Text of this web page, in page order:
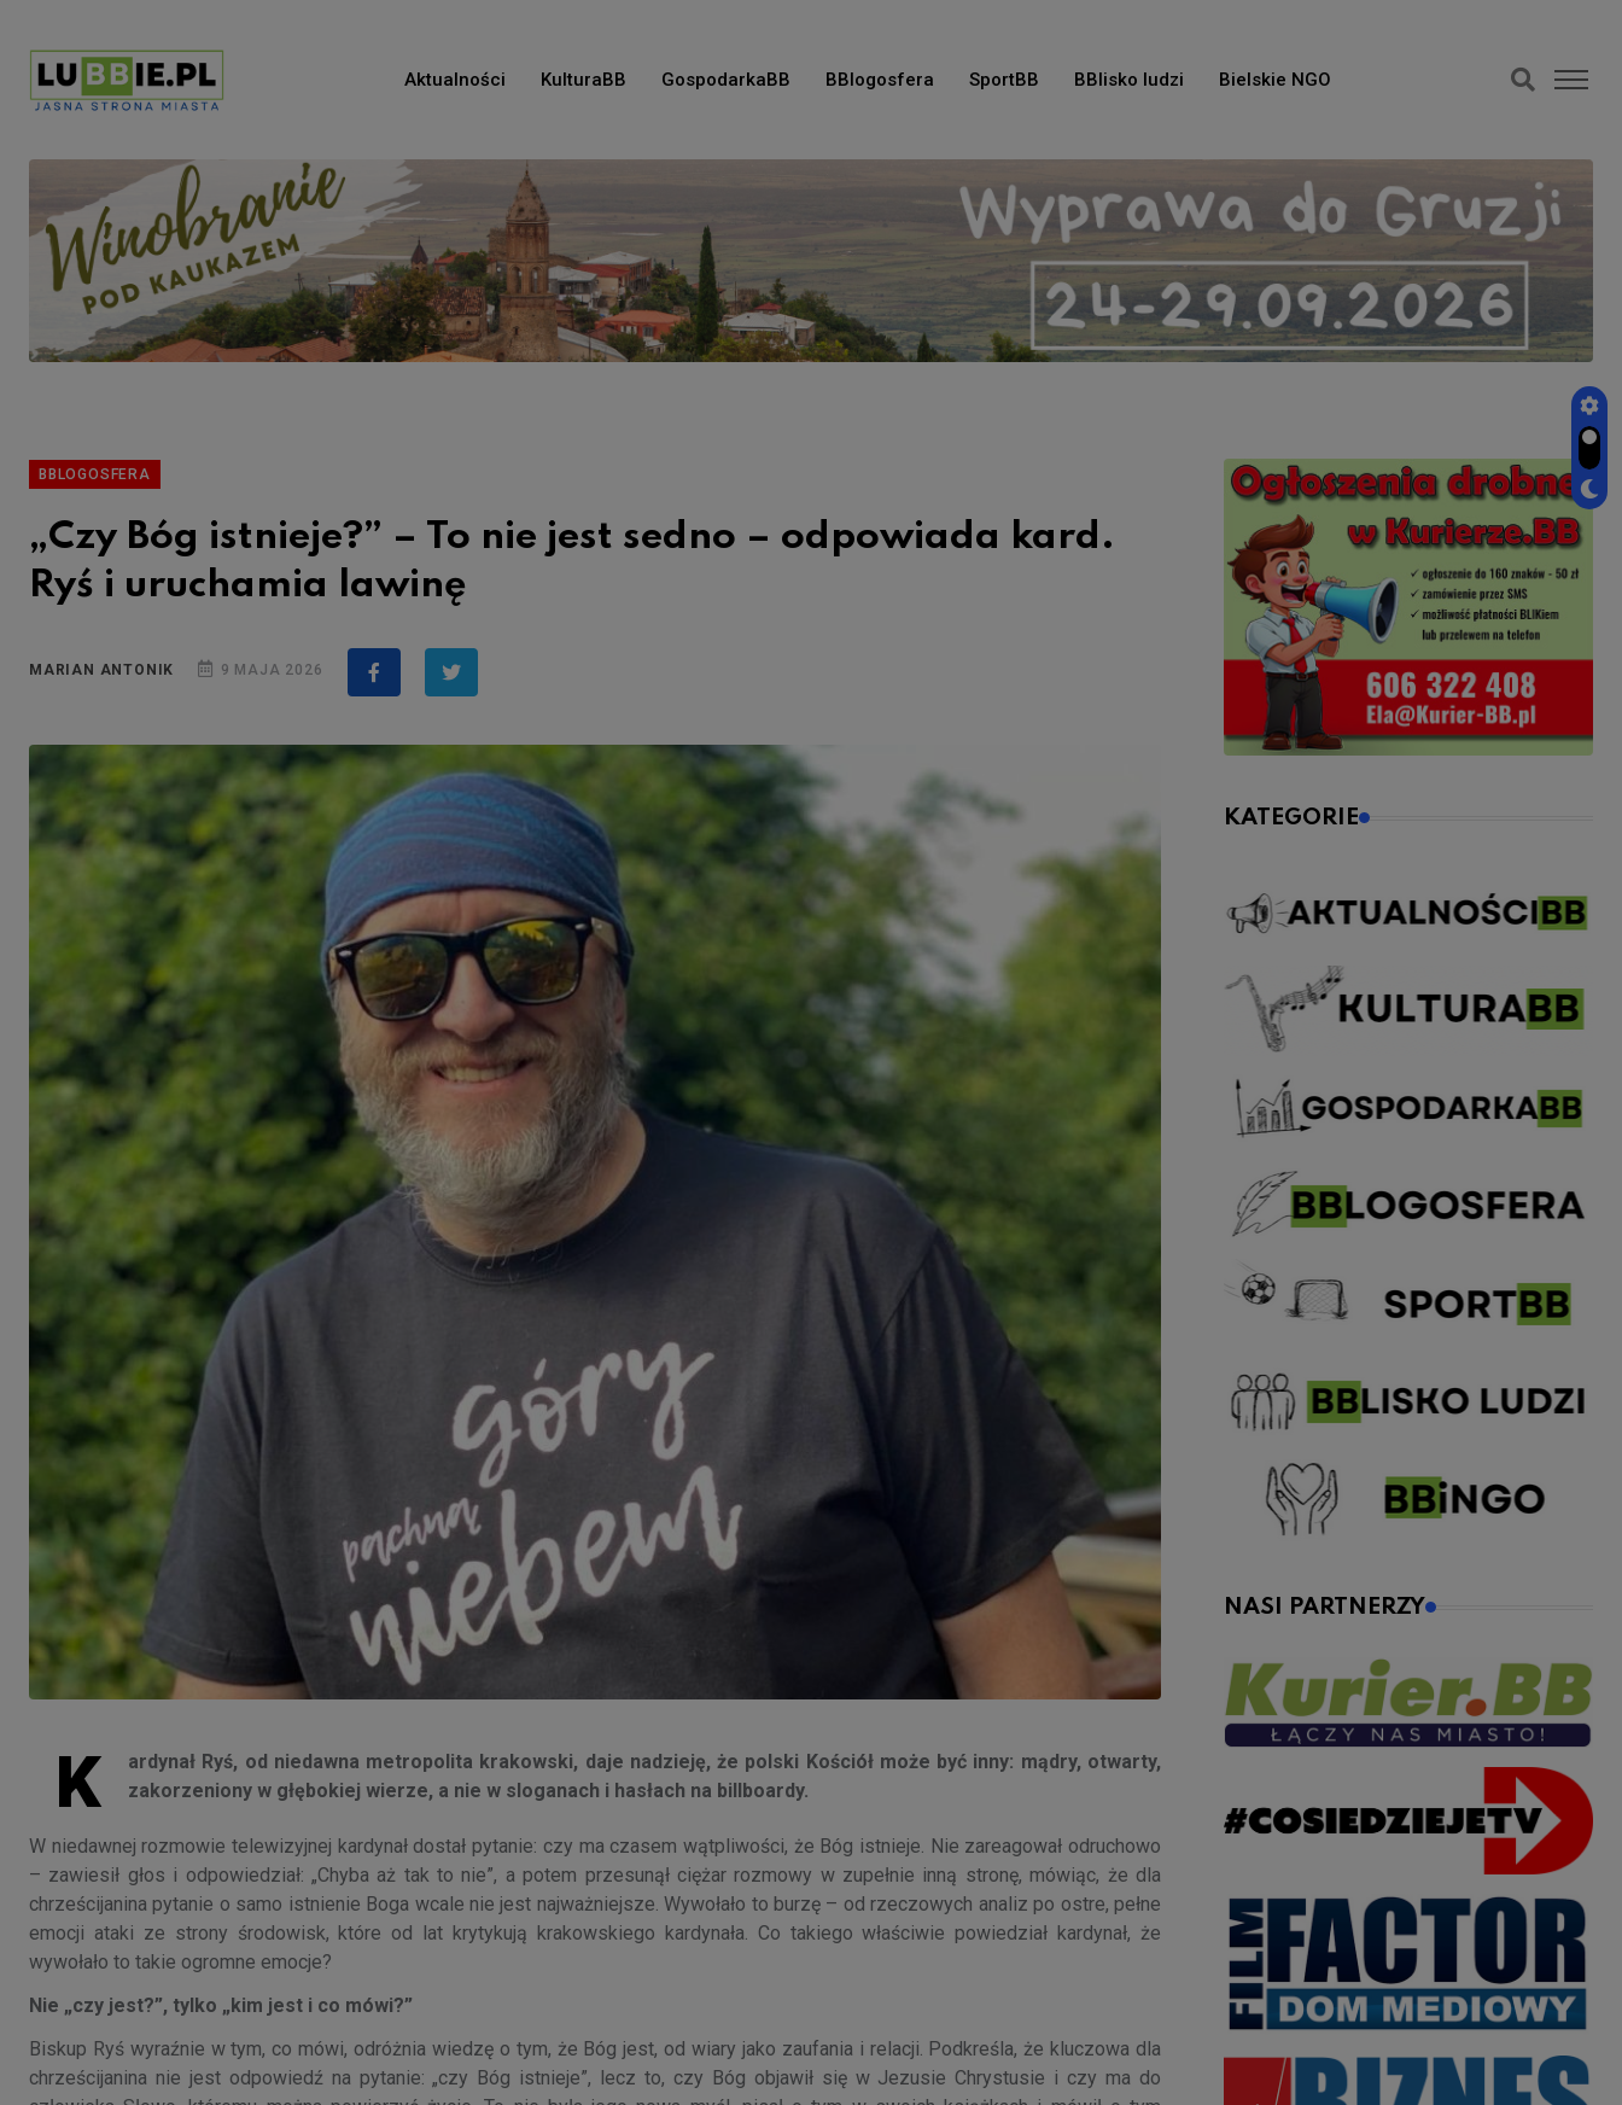
Aktualności KulturaBB GospodarkaBB BBlogosfera SportBB BBlisko ludzi Bielskie NGO
BBLOGOSFERA
„Czy Bóg istnieje?” – To nie jest sedno – odpowiada kard.
Ryś i uruchamia lawinę
MARIAN ANTONIK 9 MAJA 2026
K
ardynał Ryś, od niedawna metropolita krakowski, daje nadzieję, że polski Kościół może być inny: mądry, otwarty,
zakorzeniony w głębokiej wierze, a nie w sloganach i hasłach na billboardy.
W niedawnej rozmowie telewizyjnej kardynał dostał pytanie: czy ma czasem wątpliwości, że Bóg istnieje. Nie zareagował odruchowo
– zawiesił głos i odpowiedział: „Chyba aż tak to nie”, a potem przesunął ciężar rozmowy w zupełnie inną stronę, mówiąc, że dla
chrześcijanina pytanie o samo istnienie Boga wcale nie jest najważniejsze. Wywołało to burzę – od rzeczowych analiz po ostre, pełne
emocji ataki ze strony środowisk, które od lat krytykują krakowskiego kardynała. Co takiego właściwie powiedział kardynał, że
wywołało to takie ogromne emocje?
Nie „czy jest?”, tylko „kim jest i co mówi?”
Biskup Ryś wyraźnie w tym, co mówi, odróżnia wiedzę o tym, że Bóg jest, od wiary jako zaufania i relacji. Podkreśla, że kluczowa dla
chrześcijanina nie jest odpowiedź na pytanie: „czy Bóg istnieje”, lecz to, czy Bóg objawił się w Jezusie Chrystusie i czy ma do
KATEGORIE
NASI PARTNERZY